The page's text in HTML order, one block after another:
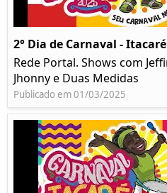
2° Dia de Carnaval -
Rede Portal. Shows com
Jhonny e Duas Medidas
Publicado em 01/03/2025